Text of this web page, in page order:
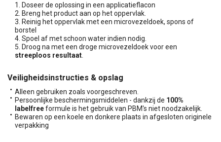
Doseer de oplossing in een applicatieflacon
Breng het product aan op het oppervlak.
Reinig het oppervlak met een microvezeldoek, spons of
borstel
Spoel af met schoon water indien nodig.
Droog na met een droge microvezeldoek voor een
streeploos resultaat
Veiligheidsinstructies & opslag
Alleen gebruiken zoals voorgeschreven.
Persoonlijke beschermingsmiddelen - dankzij de 100%
labelfreeformule is het gebruik van PBM's niet noodzakelijk.
Bewaren op een koele en donkere plaats in afgesloten originele
verpakking